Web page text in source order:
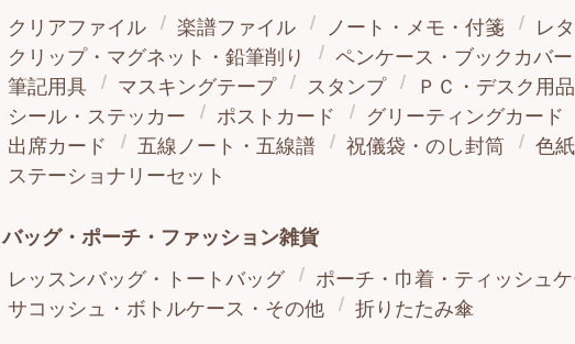
クリアファイル
楽譜ファイル ノート・メモ・付箋
レ
クリップ・マグネット・鉛筆削り
ペンケース・ブックカバ
筆記用具
マスキングテープ スタンプ
ＰＣ・デスク用
シール・ステッカー
ポストカード グリーティングカード
出席カード
五線ノート・五線譜 祝儀袋・のし封筒 色紙
ステーショナリーセット
バッグ・ポーチ・ファッション雑貨
レッスンバッグ・トートバッグ
ポーチ・巾着・ティッシュ
サコッシュ・ボトルケース・その他
折りたたみ傘